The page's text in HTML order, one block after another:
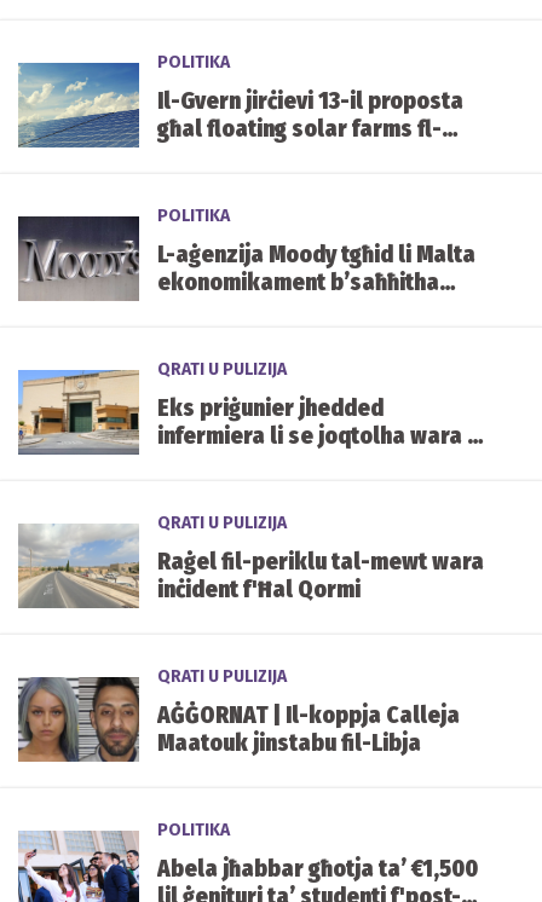
POLITIKA
Il-Gvern jirċievi 13-il proposta
għal floating solar farms fl-
POLITIKA
L-aġenzija Moody tgħid li Malta
ekonomikament b’saħħitha
QRATI U PULIZIJA
Eks priġunier jhedded
infermiera li se joqtolha wara li
QRATI U PULIZIJA
Raġel fil-periklu tal-mewt wara
inċident f'Ħal Qormi
QRATI U PULIZIJA
AĠĠORNAT | Il-koppja Calleja
Maatouk jinstabu fil-Libja
POLITIKA
Abela jħabbar għotja ta’ €1,500